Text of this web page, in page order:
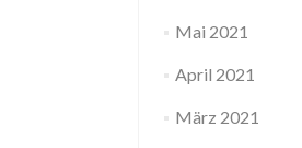
Mai 2021
April 2021
März 2021